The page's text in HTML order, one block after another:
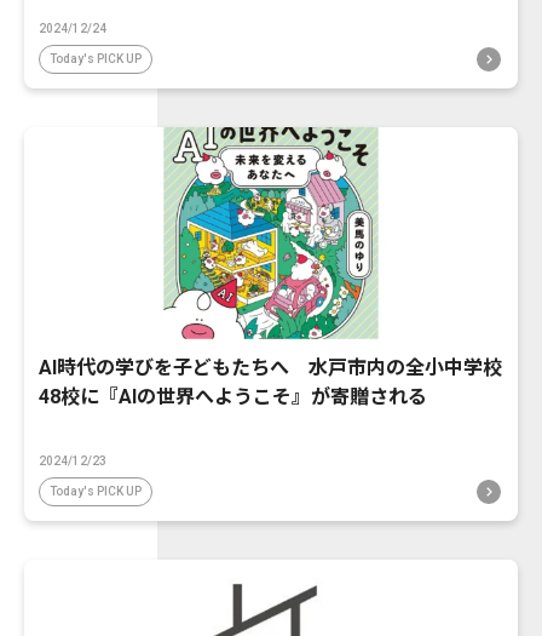
2024/12/24
Today's PICK UP
AI時代の学びを子どもたちへ 水戸市内の全小中学校
48校に『AIの世界へようこそ』が寄贈される
2024/12/23
Today's PICK UP